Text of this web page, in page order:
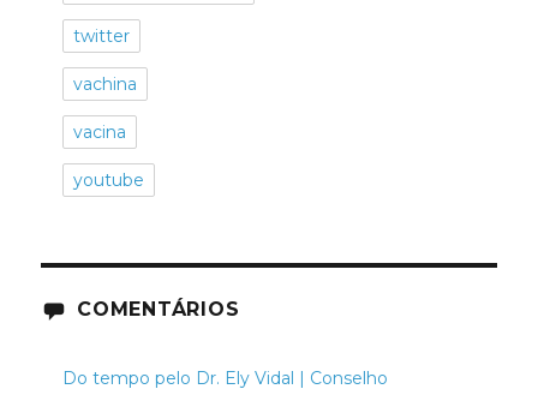
twitter
vachina
vacina
youtube
COMENTÁRIOS
Do tempo pelo Dr. Ely Vidal | Conselho